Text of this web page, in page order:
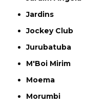
Jardins
Jockey Club
Jurubatuba
M'Boi Mirim
Moema
Morumbi